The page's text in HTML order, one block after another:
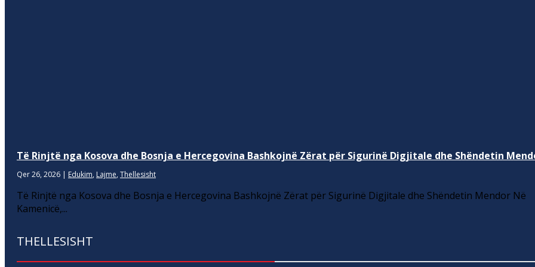
Të Rinjtë nga Kosova dhe Bosnja e Hercegovina Bashkojnë Zërat për Sigurinë Digjitale dhe Shëndetin
Qer 26, 2026 | Edukim, Lajme, Thellesisht
Të Rinjtë nga Kosova dhe Bosnja e Hercegovina Bashkojnë Zërat për Sigurinë Digjitale dhe Shëndetin Mendor Në
Kamenicë,...
THELLESISHT